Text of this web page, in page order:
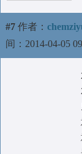
#7 作者：
间：2014-04-05